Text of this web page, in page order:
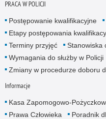
PRACA W POLICJI
Postępowanie kwalifikacyjne
Etapy postępowania
Terminy przyjęć
Stanowiska
Wymagania do służby w Policji
Zmiany w procedurze doboru
Informacje
Kasa Zapomogowo-
Prawa Człowieka
Poradnik